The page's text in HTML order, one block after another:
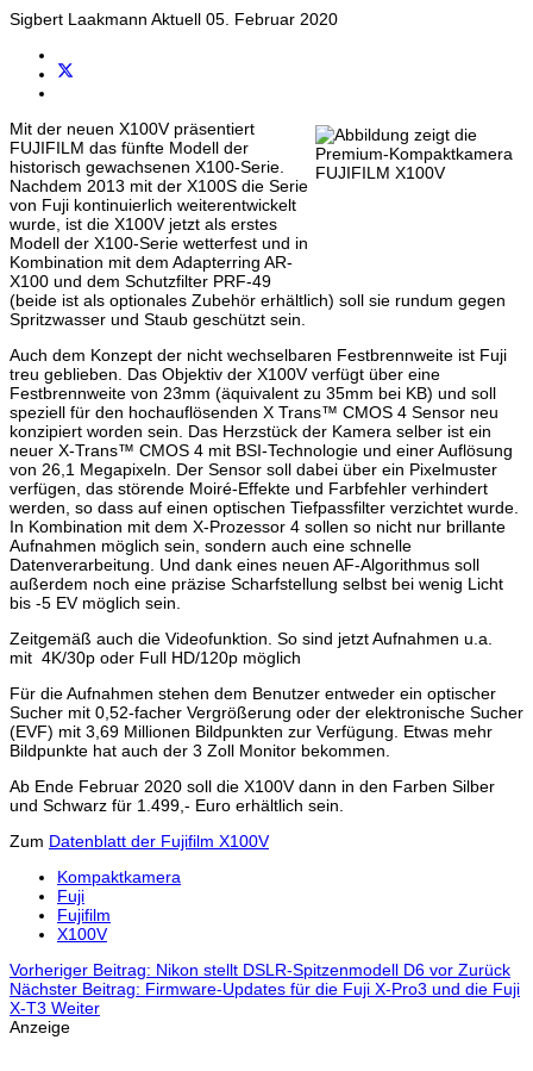
Sigbert Laakmann Aktuell 05. Februar 2020
Mit der neuen X100V präsentiert
FUJIFILM das fünfte Modell der
historisch gewachsenen X100-Serie.
Nachdem 2013 mit der X100S die Serie
von Fuji kontinuierlich weiterentwickelt
wurde, ist die X100V jetzt als erstes
Modell der X100-Serie wetterfest und in
Kombination mit dem Adapterring AR-
X100 und dem Schutzfilter PRF-49
(beide ist als optionales Zubehör erhältlich) soll sie rundum gegen
Spritzwasser und Staub geschützt sein.
Auch dem Konzept der nicht wechselbaren Festbrennweite ist Fuji
treu geblieben. Das Objektiv der X100V verfügt über eine
Festbrennweite von 23mm (äquivalent zu 35mm bei KB) und soll
speziell für den hochauflösenden X Trans™ CMOS 4 Sensor neu
konzipiert worden sein. Das Herzstück der Kamera selber ist ein
neuer X-Trans™ CMOS 4 mit BSI-Technologie und einer Auflösung
von 26,1 Megapixeln. Der Sensor soll dabei über ein Pixelmuster
verfügen, das störende Moiré-Effekte und Farbfehler verhindert
werden, so dass auf einen optischen Tiefpassfilter verzichtet wurde.
In Kombination mit dem X-Prozessor 4 sollen so nicht nur brillante
Aufnahmen möglich sein, sondern auch eine schnelle
Datenverarbeitung. Und dank eines neuen AF-Algorithmus soll
außerdem noch eine präzise Scharfstellung selbst bei wenig Licht
bis -5 EV möglich sein.
Zeitgemäß auch die Videofunktion. So sind jetzt Aufnahmen u.a.
mit 4K/30p oder Full HD/120p möglich
Für die Aufnahmen stehen dem Benutzer entweder ein optischer
Sucher mit 0,52-facher Vergrößerung oder der elektronische Sucher
(EVF) mit 3,69 Millionen Bildpunkten zur Verfügung. Etwas mehr
Bildpunkte hat auch der 3 Zoll Monitor bekommen.
Ab Ende Februar 2020 soll die X100V dann in den Farben Silber
und Schwarz für 1.499,- Euro erhältlich sein.
Zum Datenblatt der Fujifilm X100V
Kompaktkamera
Fuji
Fujifilm
X100V
Vorheriger Beitrag: Nikon stellt DSLR-Spitzenmodell D6 vor Zurück
Nächster Beitrag: Firmware-Updates für die Fuji X-Pro3 und die Fuji
X-T3 Weiter
Anzeige